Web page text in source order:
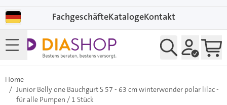
FachgeschäfteKatalogeKontakt
Home
/ Junior Belly one Bauchgurt S 57 - 63 cm winterwonder polar lilac -
für alle Pumpen / 1 Stück